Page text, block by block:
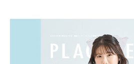
一番お得？」「プラコレ
解決します。 まずは診
ング診断」か、